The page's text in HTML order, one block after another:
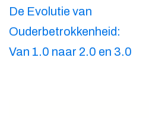
Berichtnavigatie
De Evolutie van
Ouderbetrokkenheid:
Van 1.0 naar 2.0 en 3.0